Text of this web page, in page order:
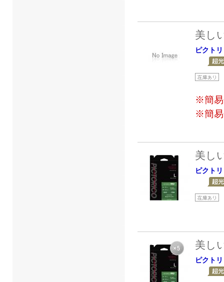
美し
ピクト
※簡易
※簡易
美し
ピクト
美し
ピクト